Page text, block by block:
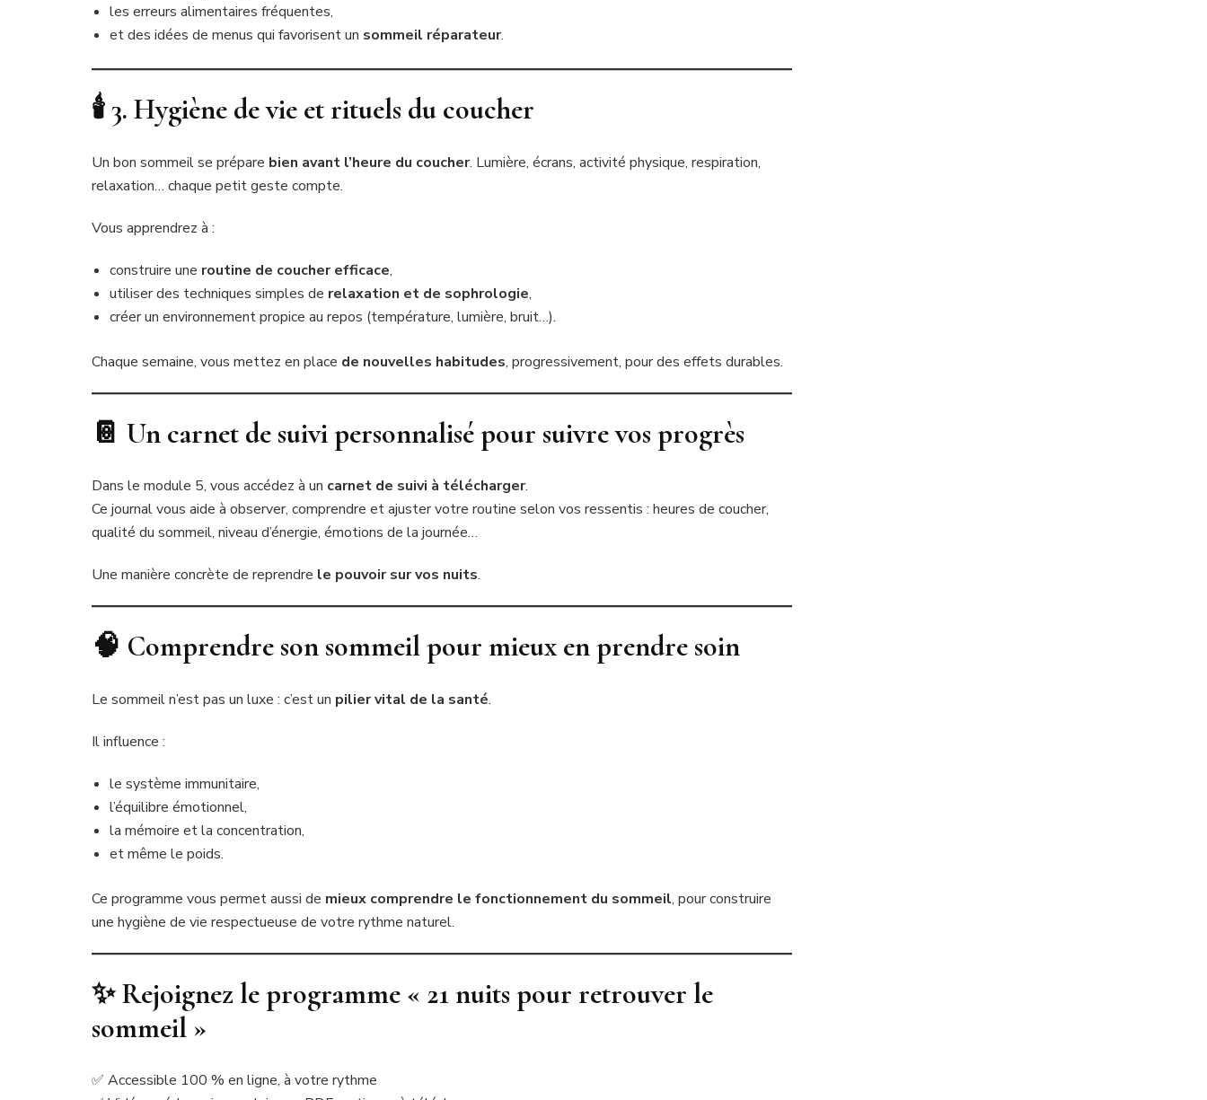
les erreurs alimentaires fréquentes,
et des idées de menus qui favorisent un sommeil réparateur.
🕯 3. Hygiène de vie et rituels du coucher
Un bon sommeil se prépare bien avant l’heure du coucher. Lumière, écrans, activité physique, respiration,
relaxation… chaque petit geste compte.
Vous apprendrez à :
construire une routine de coucher efficace,
utiliser des techniques simples de relaxation et de sophrologie,
créer un environnement propice au repos (température, lumière, bruit…).
Chaque semaine, vous mettez en place de nouvelles habitudes, progressivement, pour des effets durables.
📔 Un carnet de suivi personnalisé pour suivre vos progrès
Dans le module 5, vous accédez à un carnet de suivi à télécharger.
Ce journal vous aide à observer, comprendre et ajuster votre routine selon vos ressentis : heures de coucher,
qualité du sommeil, niveau d’énergie, émotions de la journée…
Une manière concrète de reprendre le pouvoir sur vos nuits.
🧠 Comprendre son sommeil pour mieux en prendre soin
Le sommeil n’est pas un luxe : c’est un pilier vital de la santé.
Il influence :
le système immunitaire,
l’équilibre émotionnel,
la mémoire et la concentration,
et même le poids.
Ce programme vous permet aussi de mieux comprendre le fonctionnement du sommeil, pour construire
une hygiène de vie respectueuse de votre rythme naturel.
✨ Rejoignez le programme « 21 nuits pour retrouver le
sommeil »
✅ Accessible 100 % en ligne, à votre rythme